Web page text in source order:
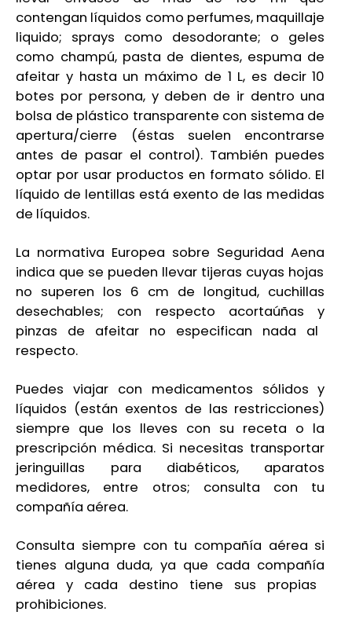
contengan líquidos como perfumes, maquillaje
liquido; sprays como desodorante; o geles
como champú, pasta de dientes, espuma de
afeitar y hasta un máximo de 1 L, es decir 10
botes por persona, y deben de ir dentro una
bolsa de plástico transparente con sistema de
apertura/cierre (éstas suelen encontrarse
antes de pasar el control). También puedes
optar por usar productos en formato sólido. El
líquido de lentillas está exento de las medidas
de líquidos.
La normativa Europea sobre SeguridadAena
indica que se pueden llevar tijeras cuyas hojas
no superen los 6 cm de longitud, cuchillas
desechables; con respecto acortaúñas y
pinzas de afeitar no especifican nada al
respecto.
Puedesviajar con medicamentos sólidos y
líquidos (están exentos de las restricciones)
siempre que los lleves con su receta o la
prescripción médica. Si necesitas transportar
jeringuillas para diabéticos, aparatos
medidores, entre otros; consulta con tu
compañía aérea.
Consulta siempre con tu compañía aérea si
tienes alguna duda, ya que cada compañía
aérea y cada destino tiene sus propias
prohibiciones.